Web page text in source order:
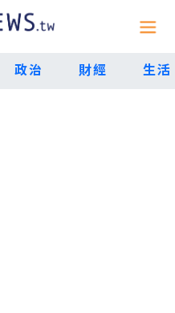
政治 財經 生活